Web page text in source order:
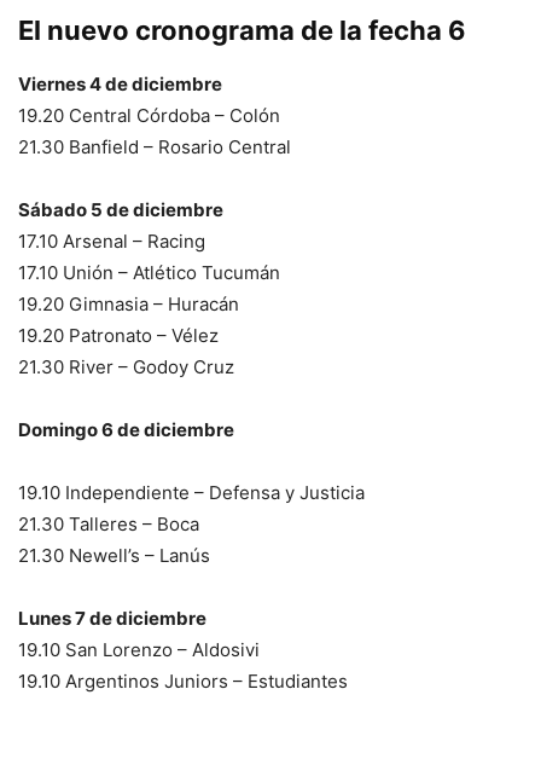
El nuevo cronograma de la fecha 6
Viernes 4 de diciembre
19.20 Central Córdoba – Colón
21.30 Banfield – Rosario Central
Sábado 5 de diciembre
17.10 Arsenal – Racing
17.10 Unión – Atlético Tucumán
19.20 Gimnasia – Huracán
19.20 Patronato – Vélez
21.30 River – Godoy Cruz
Domingo 6 de diciembre
19.10 Independiente – Defensa y Justicia
21.30 Talleres – Boca
21.30 Newell’s – Lanús
Lunes 7 de diciembre
19.10 San Lorenzo – Aldosivi
19.10 Argentinos Juniors – Estudiantes